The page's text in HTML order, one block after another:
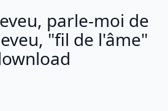
parle-moi de
"fil de l'âme"